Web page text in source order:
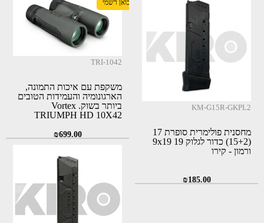
היה:
₪625.00.
הוא:
₪570.00.
KM-G15R-GKPL2
מחסנית פולימרית סופרת 17
(15+2) כדור לגלוק 19 9x19
ורמון - קירו
₪185.00
יבואן רשמי
TRI-1042
משקפת עם איכות התמונה,
הארגונומיה והעמידות הטובים
ביותר בשוק. Vortex
TRIUMPH HD 10X42
₪699.00